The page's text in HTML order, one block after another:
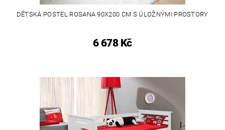
DĚTSKÁ POSTEL ROSANA 90X200 CM S ÚLOŽNÝMI PROSTORY
6 678 Kč